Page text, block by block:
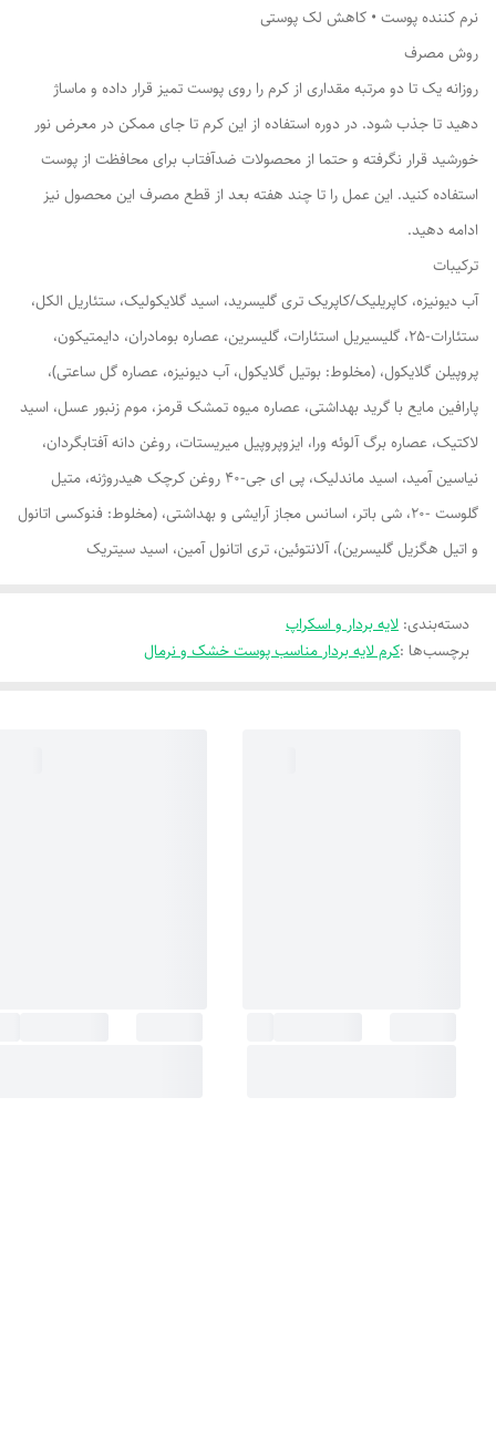
نرم کننده پوست • کاهش لک پوستی
روش مصرف
روزانه یک تا دو مرتبه مقداری از کرم را روی پوست تمیز قرار داده و ماساژ
دهید تا جذب شود. در دوره استفاده از این کرم تا جای ممکن در معرض نور
خورشید قرار نگرفته و حتما از محصولات ضدآفتاب برای محافظت از پوست
استفاده کنید. این عمل را تا چند هفته بعد از قطع مصرف این محصول نیز
ادامه دهید.
ترکیبات
آب دیونیزه، کاپریلیک/کاپریک تری گلیسرید، اسید گلایکولیک، ستئاریل الکل،
ستئارات-25، گلیسیریل استئارات، گلیسرین، عصاره بومادران، دایمتیکون،
پروپیلن گلایکول، (مخلوط: بوتیل گلایکول، آب دیونیزه، عصاره گل ساعتی)،
پارافین مایع با گرید بهداشتی، عصاره میوه تمشک قرمز، موم زنبور عسل، اسید
لاکتیک، عصاره برگ آلوئه ورا، ایزوپروپیل میریستات، روغن دانه آفتابگردان،
نیاسین آمید، اسید ماندلیک، پی ای جی-40 روغن کرچک هیدروژنه، متیل
گلوست -20، شی باتر، اسانس مجاز آرایشی و بهداشتی، (مخلوط: فنوکسی اتانول
و اتیل هگزیل گلیسرین)، آلانتوئین، تری اتانول آمین، اسید سیتریک
دسته‌بندی: لایه بردار و اسکراپ
برچسب‌ها :کرم لایه بردار مناسب پوست خشک و نرمال